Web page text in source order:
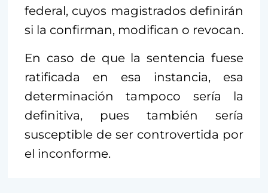
federal, cuyos magistrados definirán
si la confirman, modifican o revocan.
En caso de que la sentencia fuese
ratificada en esa instancia, esa
determinación tampoco sería la
definitiva, pues también sería
susceptible de ser controvertida por
el inconforme.